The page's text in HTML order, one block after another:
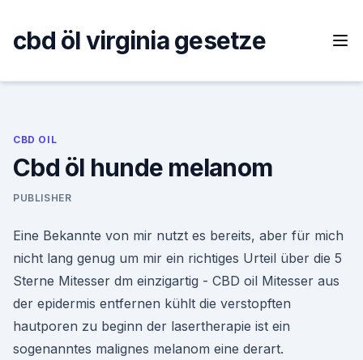
content
cbd öl virginia gesetze
CBD OIL
Cbd öl hunde melanom
PUBLISHER
Eine Bekannte von mir nutzt es bereits, aber für mich
nicht lang genug um mir ein richtiges Urteil über die 5
Sterne Mitesser dm einzigartig - CBD oil Mitesser aus
der epidermis entfernen kühlt die verstopften
hautporen zu beginn der lasertherapie ist ein
sogenanntes malignes melanom eine derart.